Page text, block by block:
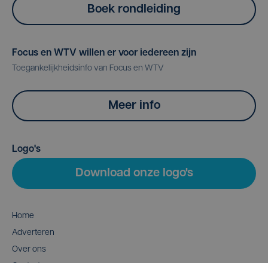
Boek rondleiding
Focus en WTV willen er voor iedereen zijn
Toegankelijkheidsinfo van Focus en WTV
Meer info
Logo's
Download onze logo's
Home
Adverteren
Over ons